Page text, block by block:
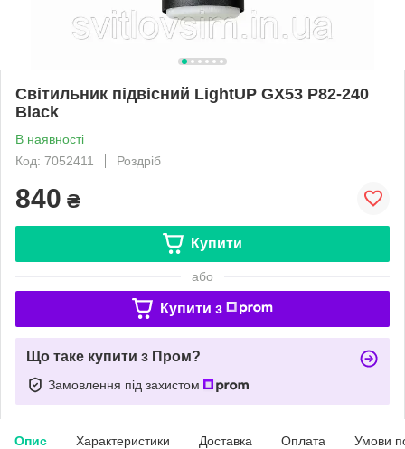
Світильник підвісний LightUP GX53 P82-240
Black
В наявності
Код: 7052411
Роздріб
840 ₴
Купити
або
Купити з
Що таке купити з Пром?
Замовлення під захистом
Опис Характеристики Доставка Оплата Умови